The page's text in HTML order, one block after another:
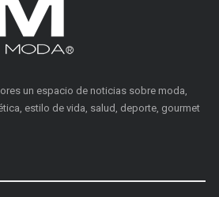
un espacio de noticias sobre moda,
estilo de vida, salud, deporte, gourmet